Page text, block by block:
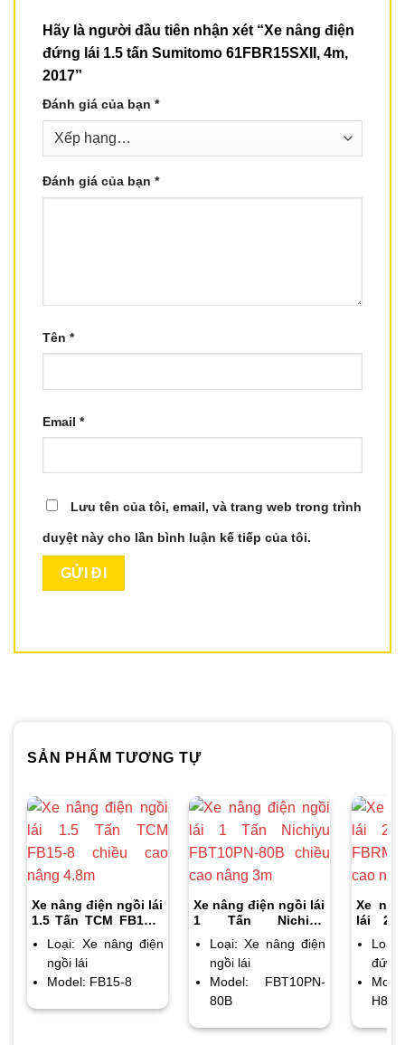
Hãy là người đầu tiên nhận xét “Xe nâng điện
đứng lái 1.5 tấn Sumitomo 61FBR15SXII, 4m,
2017”
Đánh giá của bạn *
Đánh giá của bạn *
Tên *
Email *
Lưu tên của tôi, email, và trang web trong trình
duyệt này cho lần bình luận kế tiếp của tôi.
SẢN PHẨM TƯƠNG TỰ
Xe nâng điện ngồi lái
1.5 Tấn TCM FB15-8
Loại: Xe nâng điện
ngồi lái
Model: FB15-8
Xe nâng điện ngồi lái
1 Tấn Nichiyu
cao nâng 3m
Loại: Xe nâng điện
ngồi lái
Model: FBT10PN-
80B
Xe
lái 2
cao
đứng
H80B